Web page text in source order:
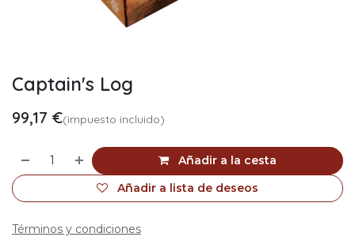
Captain's Log
99,17 €(impuesto incluido)
Añadir a la cesta
Añadir a lista de deseos
Términos y condiciones